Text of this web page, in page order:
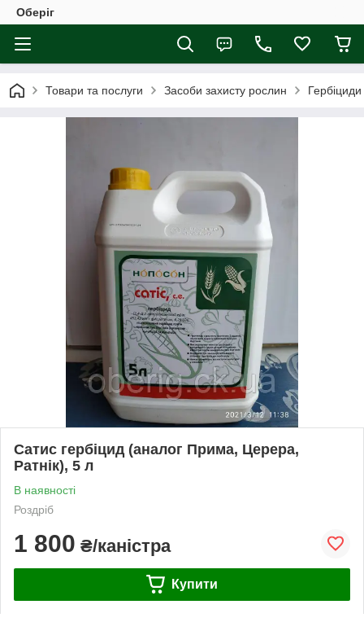
Оберіг
Товари та послуги Засоби захисту рослин Гербіциди
Сатис гербіцид (аналог Прима, Церера,
Ратнік), 5 л
В наявності
Роздріб
1 800 ₴/каністра
Купити